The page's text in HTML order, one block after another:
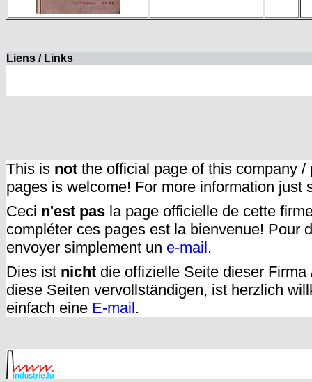
Liens / Links
This is not the official page of this company
pages is welcome! For more information just
Ceci n'est pas la page officielle de cette
compléter ces pages est la bienvenue! Pour
envoyer simplement un e-mail.
Dies ist nicht die offizielle Seite dieser
diese Seiten vervollständigen, ist herzlich
einfach eine E-mail.